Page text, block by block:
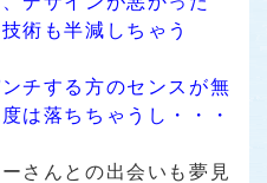
術も半減しちゃう
チする方のセンスが無
は落ちちゃうし・・・
さんとの出会いも夢見